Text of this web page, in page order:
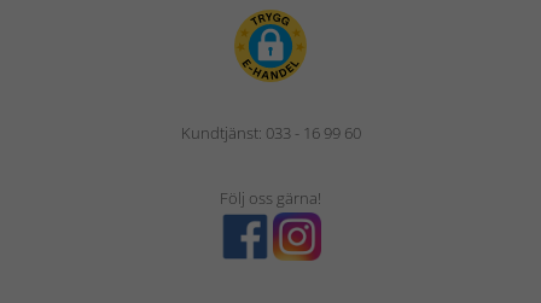
Kundtjänst: 033 - 16 99 60
Följ oss gärna!